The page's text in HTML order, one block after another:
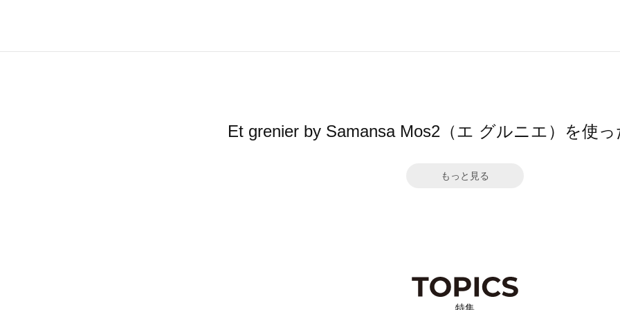
Et grenier by Samansa Mos2（エ グルニエ）を使
もっと見る